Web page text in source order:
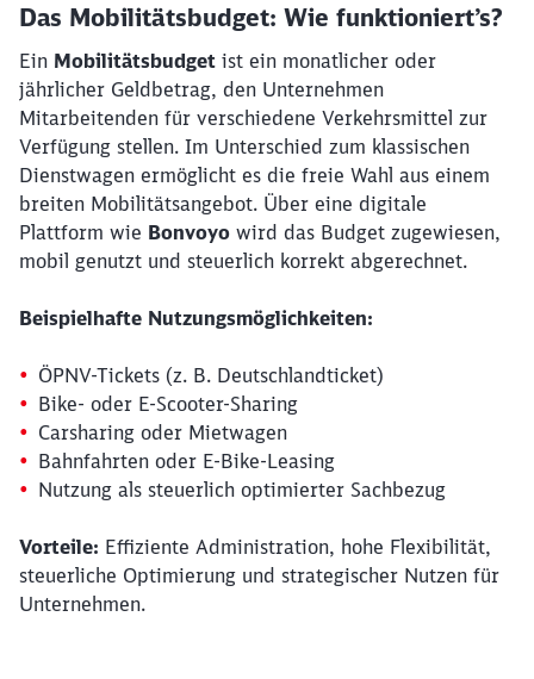
Das Mobilitätsbudget: Wie funktioniert’s?
Ein Mobilitätsbudget ist ein monatlicher oder
jährlicher Geldbetrag, den Unternehmen
Mitarbeitenden für verschiedene Verkehrsmittel zur
Verfügung stellen. Im Unterschied zum klassischen
Dienstwagen ermöglicht es die freie Wahl aus einem
breiten Mobilitätsangebot. Über eine digitale
Plattform wie Bonvoyo wird das Budget zugewiesen,
mobil genutzt und steuerlich korrekt abgerechnet.
Beispielhafte Nutzungsmöglichkeiten:
ÖPNV-Tickets (z. B. Deutschlandticket)
Bike- oder E-Scooter-Sharing
Carsharing oder Mietwagen
Bahnfahrten oder E-Bike-Leasing
Nutzung als steuerlich optimierter Sachbezug
Vorteile: Effiziente Administration, hohe Flexibilität,
steuerliche Optimierung und strategischer Nutzen für
Unternehmen.